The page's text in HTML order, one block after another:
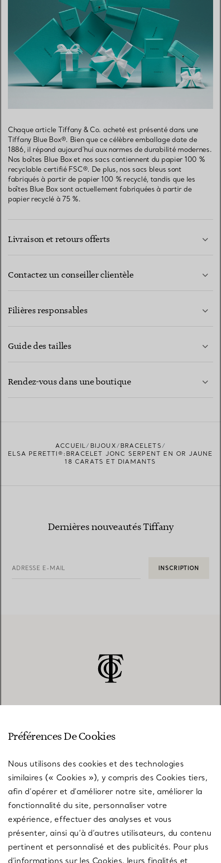
Chaque article Tiffany & Co. acheté est présenté dans une
Tiffany Blue Box®. Bien que ce célèbre emballage date de
1886, il répond aujourd’hui aux normes de durabilité modernes.
Nos boîtes Blue Box et nos sacs contiennent du papier 100 %
recyclable certifié FSC®. De plus, nos sacs bleus sont
fabriqués à partir de papier 100 % recyclé, tandis que les
boîtes Blue Box sont actuellement fabriquées à partir de
papier recyclé à 75 %.
Livraison et retours offerts
Contactez un conseiller clientèle
Filières responsables
Guide des tailles
Rendez-vous dans une boutique
TROUVEZ LA BOUTIQUE LA PLUS PROCHE
ACCUEIL BIJOUX
BRACELETS
ELSA PERETTI®:BRACELET JONC SERPENT EN OR JAUNE
18 CARATS ET DIAMANTS
Dernières nouveautés Tiffany
ADRESSE E-MAIL INSCRIPTION
SERVICES
À PROPOS
QUESTIONS LÉGALES
Préférences De Cookies
Nous utilisons des cookies et des technologies
similaires (« Cookies »), y compris des Cookies tiers,
afin d’opérer et d’améliorer notre site, améliorer la
fonctionnalité du site, personnaliser votre
expérience, effectuer des analyses et vous
présenter, ainsi qu’à d’autres utilisateurs, du contenu
pertinent et personnalisé et des publicités. Pour plus
d’informations sur les Cookies, leurs finalités et